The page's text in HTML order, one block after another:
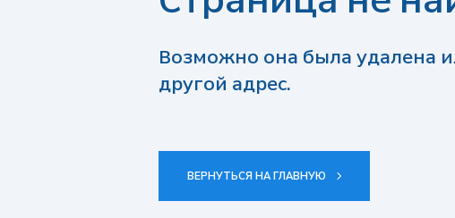
Возможно она была удалена
другой адрес.
ВЕРНУТЬСЯ НА ГЛАВНУЮ